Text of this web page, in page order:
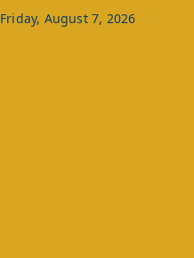
Friday, August 7, 2026